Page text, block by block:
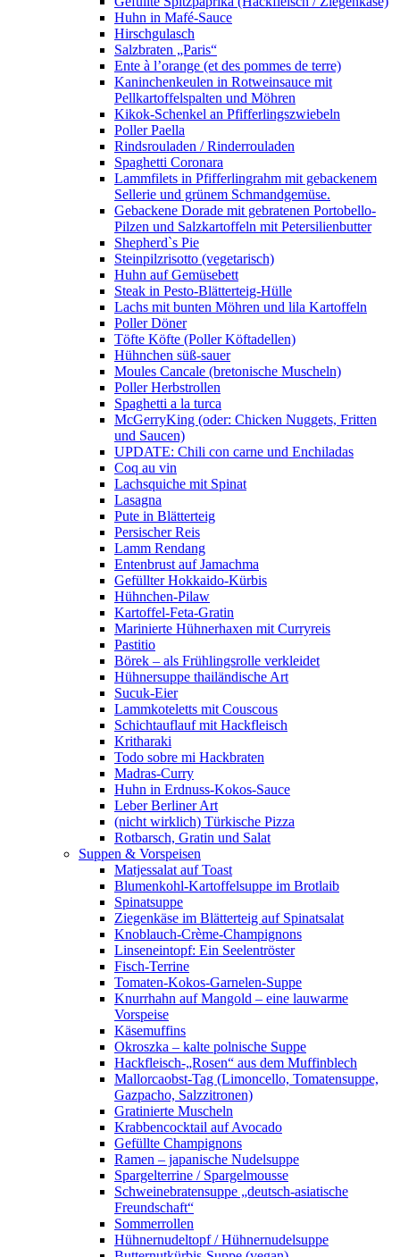
Huhn in Mafé-Sauce
Hirschgulasch
Salzbraten „Paris“
Ente à l’orange (et des pommes de terre)
Kaninchenkeulen in Rotweinsauce mit
Pellkartoffelspalten und Möhren
Kikok-Schenkel an Pfifferlingszwiebeln
Poller Paella
Rindsrouladen / Rinderrouladen
Spaghetti Coronara
Lammfilets in Pfifferlingrahm mit gebackenem
Sellerie und grünem Schmandgemüse.
Gebackene Dorade mit gebratenen Portobello-
Pilzen und Salzkartoffeln mit Petersilienbutter
Shepherd`s Pie
Steinpilzrisotto (vegetarisch)
Huhn auf Gemüsebett
Steak in Pesto-Blätterteig-Hülle
Lachs mit bunten Möhren und lila Kartoffeln
Poller Döner
Töfte Köfte (Poller Köftadellen)
Hühnchen süß-sauer
Moules Cancale (bretonische Muscheln)
Poller Herbstrollen
Spaghetti a la turca
McGerryKing (oder: Chicken Nuggets, Fritten
und Saucen)
UPDATE: Chili con carne und Enchiladas
Coq au vin
Lachsquiche mit Spinat
Lasagna
Pute in Blätterteig
Persischer Reis
Lamm Rendang
Entenbrust auf Jamachma
Gefüllter Hokkaido-Kürbis
Hühnchen-Pilaw
Kartoffel-Feta-Gratin
Marinierte Hühnerhaxen mit Curryreis
Pastitio
Börek – als Frühlingsrolle verkleidet
Hühnersuppe thailändische Art
Sucuk-Eier
Lammkoteletts mit Couscous
Schichtauflauf mit Hackfleisch
Kritharaki
Todo sobre mi Hackbraten
Madras-Curry
Huhn in Erdnuss-Kokos-Sauce
Leber Berliner Art
(nicht wirklich) Türkische Pizza
Rotbarsch, Gratin und Salat
Suppen & Vorspeisen
Matjessalat auf Toast
Blumenkohl-Kartoffelsuppe im Brotlaib
Spinatsuppe
Ziegenkäse im Blätterteig auf Spinatsalat
Knoblauch-Crème-Champignons
Linseneintopf: Ein Seelentröster
Fisch-Terrine
Tomaten-Kokos-Garnelen-Suppe
Knurrhahn auf Mangold – eine lauwarme
Vorspeise
Käsemuffins
Okroszka – kalte polnische Suppe
Hackfleisch-„Rosen“ aus dem Muffinblech
Mallorcaobst-Tag (Limoncello, Tomatensuppe,
Gazpacho, Salzzitronen)
Gratinierte Muscheln
Krabbencocktail auf Avocado
Gefüllte Champignons
Ramen – japanische Nudelsuppe
Spargelterrine / Spargelmousse
Schweinebratensuppe „deutsch-asiatische
Freundschaft“
Sommerrollen
Hühnernudeltopf / Hühnernudelsuppe